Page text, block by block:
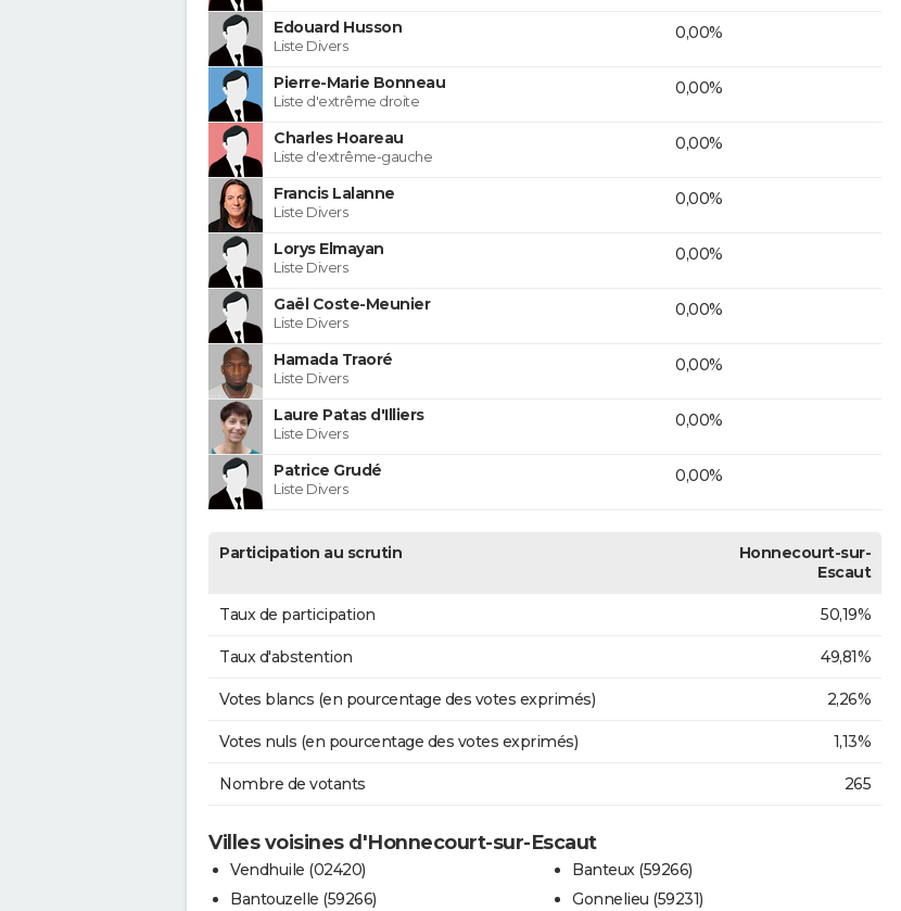
Edouard Husson
Liste Divers
0,00%
Pierre-Marie Bonneau
Liste d'extrême droite
0,00%
Charles Hoareau
Liste d'extrême-gauche
0,00%
Francis Lalanne
Liste Divers
0,00%
Lorys Elmayan
Liste Divers
0,00%
Gaël Coste-Meunier
Liste Divers
0,00%
Hamada Traoré
Liste Divers
0,00%
Laure Patas d'Illiers
Liste Divers
0,00%
Patrice Grudé
Liste Divers
0,00%
Participation au scrutin
Honnecourt-sur-
Escaut
Taux de participation 50,19%
Taux d'abstention 49,81%
Votes blancs (en pourcentage des votes exprimés) 2,26%
Votes nuls (en pourcentage des votes exprimés) 1,13%
Nombre de votants 265
Villes voisines d'Honnecourt-sur-Escaut
Vendhuile (02420)
Bantouzelle (59266)
Banteux (59266)
Gonnelieu (59231)